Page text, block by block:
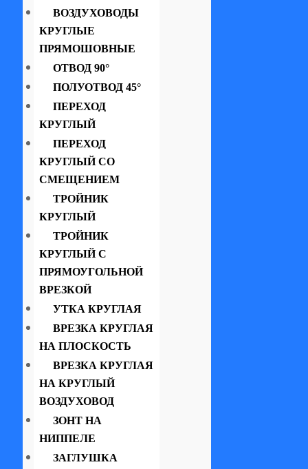
ВОЗДУХОВОДЫ
КРУГЛЫЕ
ПРЯМОШОВНЫЕ
ОТВОД 90°
ПОЛУОТВОД 45°
ПЕРЕХОД
КРУГЛЫЙ
ПЕРЕХОД
КРУГЛЫЙ СО
СМЕЩЕНИЕМ
ТРОЙНИК
КРУГЛЫЙ
ТРОЙНИК
КРУГЛЫЙ С
ПРЯМОУГОЛЬНОЙ
ВРЕЗКОЙ
УТКА КРУГЛАЯ
ВРЕЗКА КРУГЛАЯ
НА ПЛОСКОСТЬ
ВРЕЗКА КРУГЛАЯ
НА КРУГЛЫЙ
ВОЗДУХОВОД
ЗОНТ НА
НИППЕЛЕ
ЗАГЛУШКА